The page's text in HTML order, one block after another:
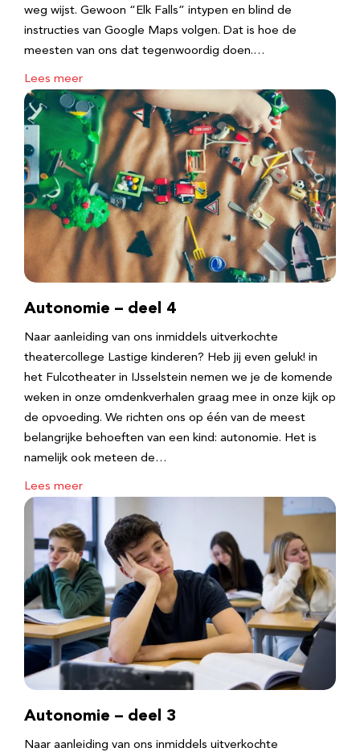
weg wijst. Gewoon “Elk Falls” intypen en blind de
instructies van Google Maps volgen. Dat is hoe de
meesten van ons dat tegenwoordig doen.…
Lees meer
Autonomie – deel 4
Naar aanleiding van ons inmiddels uitverkochte
theatercollege Lastige kinderen? Heb jij even geluk! in
het Fulcotheater in IJsselstein nemen we je de komende
weken in onze omdenkverhalen graag mee in onze kijk op
de opvoeding. We richten ons op één van de meest
belangrijke behoeften van een kind: autonomie. Het is
namelijk ook meteen de…
Lees meer
Autonomie – deel 3
Naar aanleiding van ons inmiddels uitverkochte